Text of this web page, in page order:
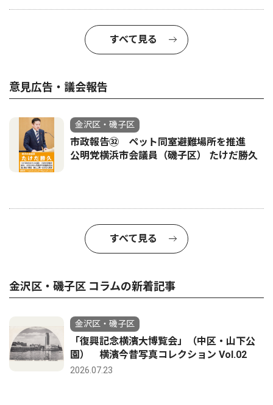
すべて見る
意見広告・議会報告
金沢区・磯子区
市政報告㉜ ペット同室避難場所を推進
公明党横浜市会議員（磯子区） たけだ勝久
すべて見る
金沢区・磯子区 コラムの新着記事
金沢区・磯子区
「復興記念横濱大博覧会」（中区・山下公
園） 横濱今昔写真コレクション Vol.02
2026.07.23